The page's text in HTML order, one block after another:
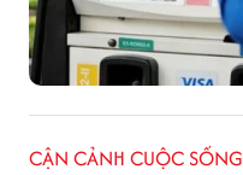
CẬN CẢNH CUỘC SỐNG